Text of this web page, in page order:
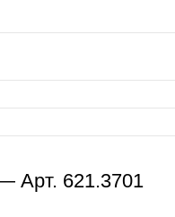
Арт. 621.3701